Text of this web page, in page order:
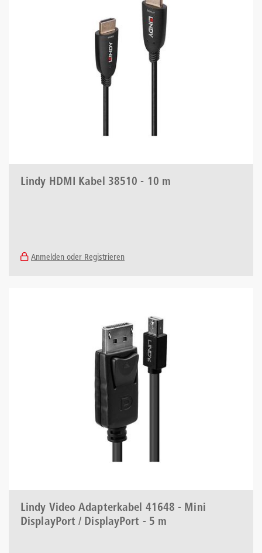
Lindy HDMI Kabel 38510 - 10 m
Anmelden oder Registrieren
Lindy Video Adapterkabel 41648 - Mini
DisplayPort / DisplayPort - 5 m